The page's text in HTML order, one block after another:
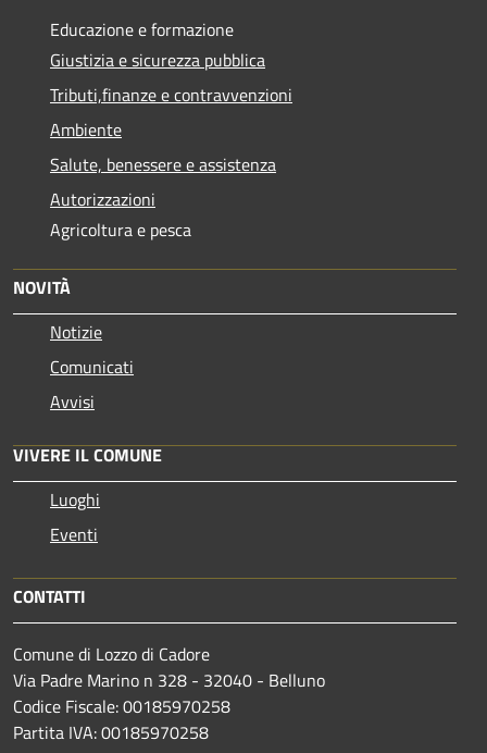
Educazione e formazione
Giustizia e sicurezza pubblica
Tributi,finanze e contravvenzioni
Ambiente
Salute, benessere e assistenza
Autorizzazioni
Agricoltura e pesca
NOVITÀ
Notizie
Comunicati
Avvisi
VIVERE IL COMUNE
Luoghi
Eventi
CONTATTI
Comune di Lozzo di Cadore
Via Padre Marino n 328 - 32040 - Belluno
Codice Fiscale: 00185970258
Partita IVA: 00185970258